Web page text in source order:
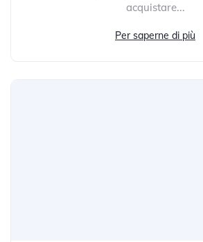
acquistare...
Per saperne di più